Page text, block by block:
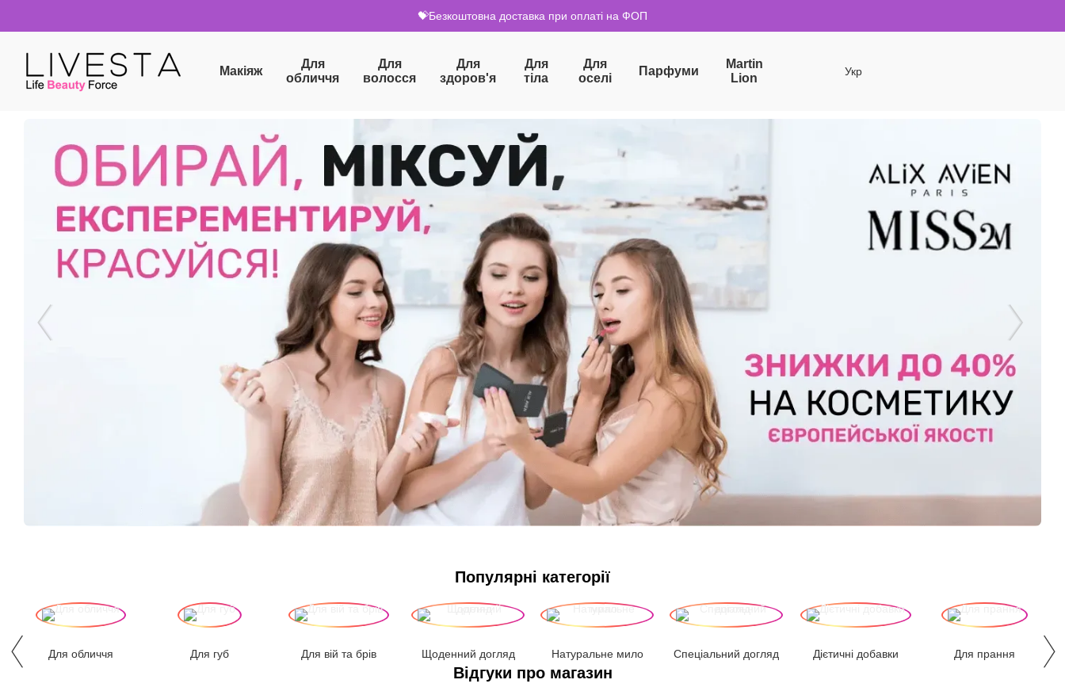
💝Безкоштовна доставка при оплаті на ФОП
Макіяж
Для
обличчя
Для
волосся
Для
здоров'я
Для
тіла
Для
оселі
Парфуми
Martin
Lion
Укр
Популярні категорії
Для обличчя Для губ Для вій та брів Щоденний догляд Натуральне мило Спеціальний догляд Дієтичні добавки Для прання
Відгуки про магазин